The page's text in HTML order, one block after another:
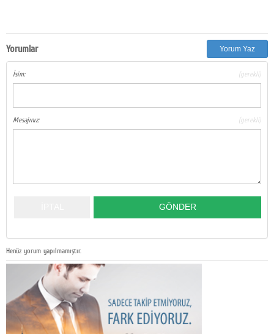
Yorumlar Yorum Yaz
İsim: (gerekli)
Mesajınız: (gerekli)
Henüz yorum yapılmamıştır.